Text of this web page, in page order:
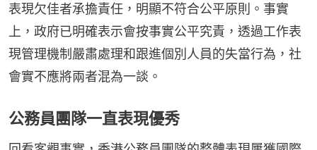
表現欠佳者承擔責任，明顯不符合公平原則。事實
上，政府已明確表示會按事實公平究責，透過工作表
現管理機制嚴肅處理和跟進個別人員的失當行為，社
會實不應將兩者混為一談。
公務員團隊一直表現優秀